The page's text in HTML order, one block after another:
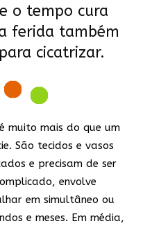
o tempo cura
ferida também
cicatrizar.
muito mais do que um
São tecidos e vasos
e precisam de ser
envolve
em simultâneo ou
e meses. Em média,